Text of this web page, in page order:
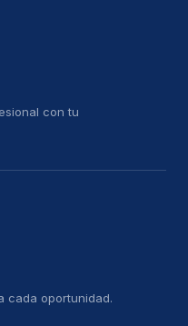
con tu
cada oportunidad.